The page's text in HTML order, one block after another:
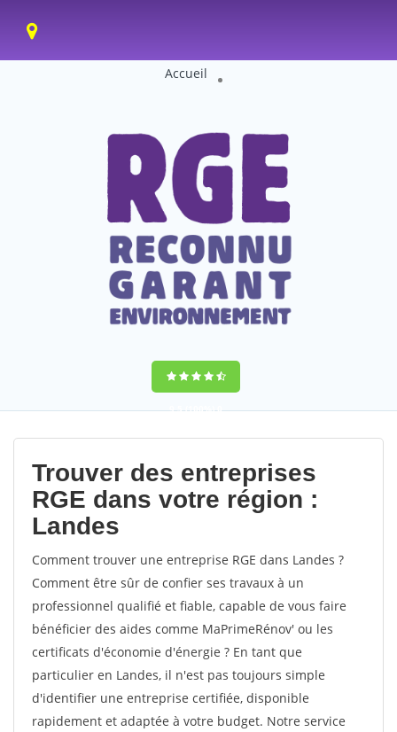
Accueil
9,5(100%) 0
votes
Trouver des entreprises
RGE dans votre région :
Landes
Comment trouver une entreprise RGE dans Landes ?
Comment être sûr de confier ses travaux à un
professionnel qualifié et fiable, capable de vous faire
bénéficier des aides comme MaPrimeRénov' ou les
certificats d'économie d'énergie ? En tant que
particulier en Landes, il n'est pas toujours simple
d'identifier une entreprise certifiée, disponible
rapidement et adaptée à votre budget. Notre service